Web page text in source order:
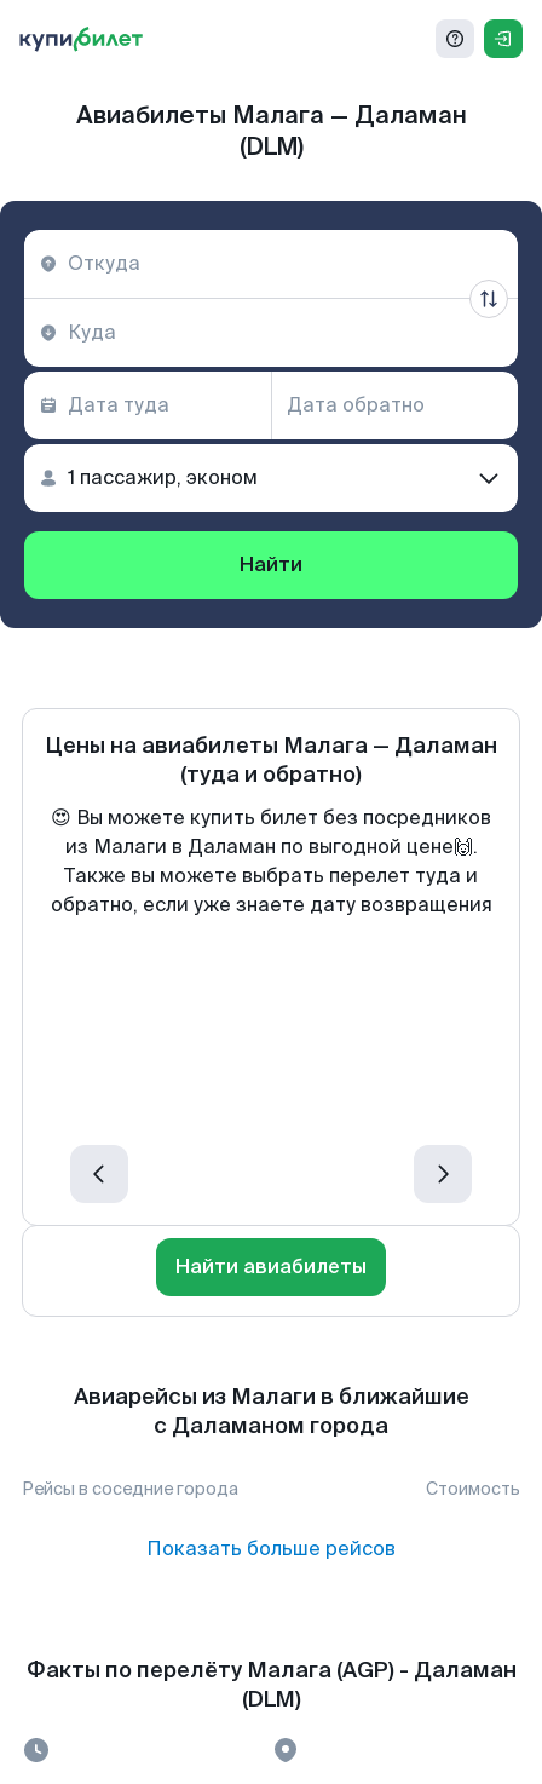
Авиабилеты Малага — Даламан
(DLM)
Найти
Цены на авиабилеты Малага — Даламан
(туда и обратно)
😍 Вы можете купить билет без посредников
из Малаги в Даламан по выгодной цене🙌.
Также вы можете выбрать перелет туда и
обратно, если уже знаете дату возвращения
Найти авиабилеты
Авиарейсы из Малаги в ближайшие
с Даламаном города
Рейсы в соседние города Стоимость
Показать больше рейсов
Факты по перелёту Малага (AGP) - Даламан
(DLM)